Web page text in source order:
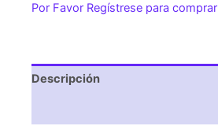
200)
Cvx.-
Cvx.
cantidad
Por Favor Regístrese para comprar
Descripción